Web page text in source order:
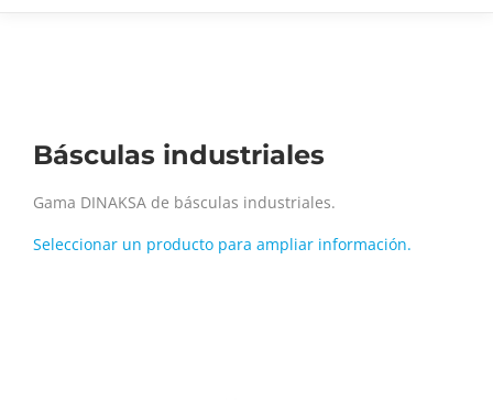
Básculas industriales
Gama DINAKSA de básculas industriales.
Seleccionar un producto para ampliar información.